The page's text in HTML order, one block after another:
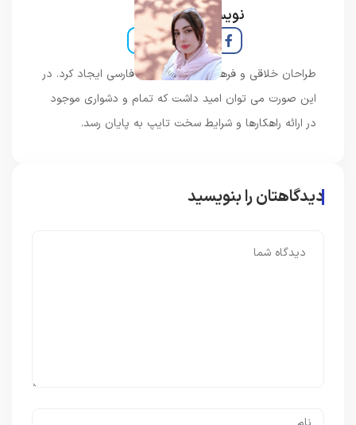
نویسنده و خبرنگار
طراحان خلاقی و فرهنگ پیشرو در زبان فارسی ایجاد کرد. در
این صورت می توان امید داشت که تمام و دشواری موجود
در ارائه راهکارها و شرایط سخت تایپ به پایان رسد.
دیدگاهتان را بنویسید